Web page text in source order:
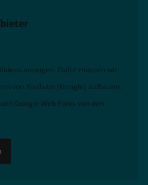
anzeigen. Dafür müssen wir
von YouTube (Google) aufbauen.
Google Web Fonts von den